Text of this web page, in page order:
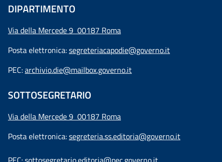
DIPARTIMENTO
Via della Mercede 9 00187 Roma
Posta elettronica:segreteriacapodie@governo.it
PEC:archivio.die@mailbox.governo.it
SOTTOSEGRETARIO
Via della Mercede 9 00187 Roma
Posta elettronica:segreteria.ss.editoria@governo.it